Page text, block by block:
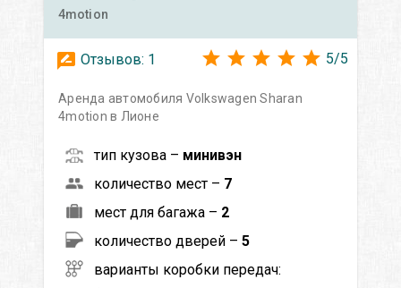
4motion
Отзывов: 1 5/5
Аренда автомобиля Volkswagen Sharan
4motion в Лионе
тип кузова – минивэн
количество мест – 7
мест для багажа – 2
количество дверей – 5
варианты коробки передач: